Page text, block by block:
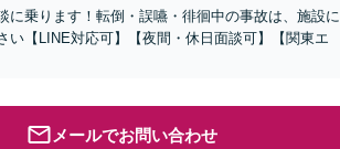
に乗ります！転倒・誤嚥・徘徊中の事故は、施設に
【LINE対応可】【夜間・休日面談可】【関東エ
メールでお問い合わせ